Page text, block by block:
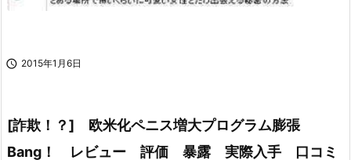
 2015年1月6日
[詐欺！？] 欧米化ペニス増大プログラム膨張
Bang！ レビュー 評価 暴露 実際入手 口コミ